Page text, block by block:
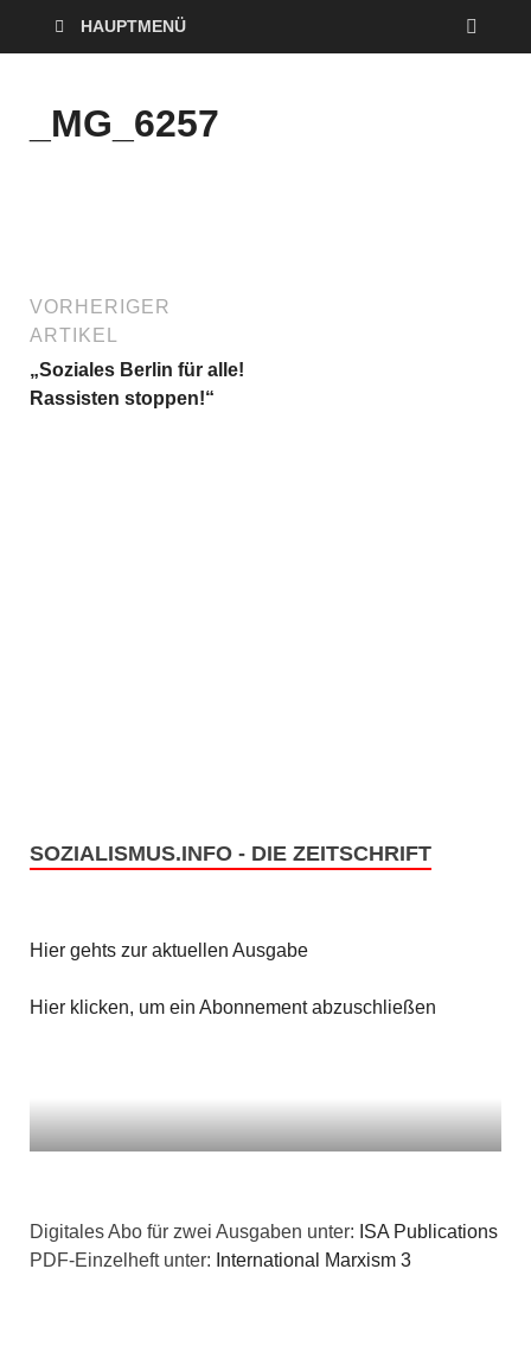
HAUPTMENÜ
_MG_6257
VORHERIGER
ARTIKEL
„Soziales Berlin für alle!
Rassisten stoppen!“
SOZIALISMUS.INFO - DIE ZEITSCHRIFT
Hier gehts zur aktuellen Ausgabe
Hier klicken, um ein Abonnement abzuschließen
Digitales Abo für zwei Ausgaben unter: ISA Publications
PDF-Einzelheft unter: International Marxism 3